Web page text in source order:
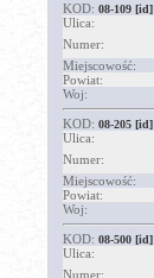
KOD: 08-109 [id]
Ulica:
Numer:
Miejscowość:
Powiat:
Woj:
KOD: 08-205 [id]
Ulica:
Numer:
Miejscowość:
Powiat:
Woj:
KOD: 08-500 [id]
Ulica:
Numer: